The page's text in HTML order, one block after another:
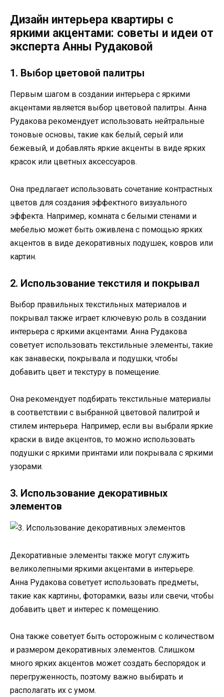
Дизайн интерьера квартиры с
яркими акцентами: советы и идеи от
эксперта Анны Рудаковой
1. Выбор цветовой палитры
Первым шагом в создании интерьера с яркими
акцентами является выбор цветовой палитры. Анна
Рудакова рекомендует использовать нейтральные
тоновые основы, такие как белый, серый или
бежевый, и добавлять яркие акценты в виде ярких
красок или цветных аксессуаров.
Она предлагает использовать сочетание контрастных
цветов для создания эффектного визуального
эффекта. Например, комната с белыми стенами и
мебелью может быть оживлена с помощью ярких
акцентов в виде декоративных подушек, ковров или
картин.
2. Использование текстиля и покрывал
Выбор правильных текстильных материалов и
покрывал также играет ключевую роль в создании
интерьера с яркими акцентами. Анна Рудакова
советует использовать текстильные элементы, такие
как занавески, покрывала и подушки, чтобы
добавить цвет и текстуру в помещение.
Она рекомендует подбирать текстильные материалы
в соответствии с выбранной цветовой палитрой и
стилем интерьера. Например, если вы выбрали яркие
краски в виде акцентов, то можно использовать
подушки с яркими принтами или покрывала с яркими
узорами.
3. Использование декоративных
элементов
Декоративные элементы также могут служить
великолепными яркими акцентами в интерьере.
Анна Рудакова советует использовать предметы,
такие как картины, фоторамки, вазы или свечи, чтобы
добавить цвет и интерес к помещению.
Она также советует быть осторожным с количеством
и размером декоративных элементов. Слишком
много ярких акцентов может создать беспорядок и
перегруженность, поэтому важно выбирать и
располагать их с умом.